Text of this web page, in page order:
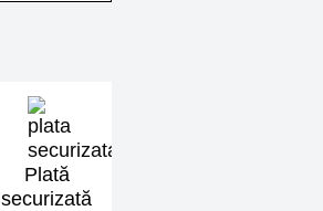
Plată
securizată